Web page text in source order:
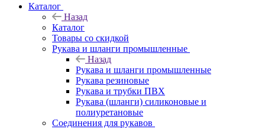
Каталог
Назад
Каталог
Товары со скидкой
Рукава и шланги промышленные
Назад
Рукава и шланги промышленные
Рукава резиновые
Рукава и трубки ПВХ
Рукава (шланги) силиконовые и
полиуретановые
Соединения для рукавов